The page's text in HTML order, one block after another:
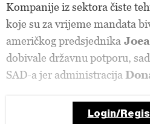
Kompanije iz sektora čiste
koje su za vrijeme mandata
američkog predsjednika
dobivale državnu potporu,
SAD-a jer administracija
Login/